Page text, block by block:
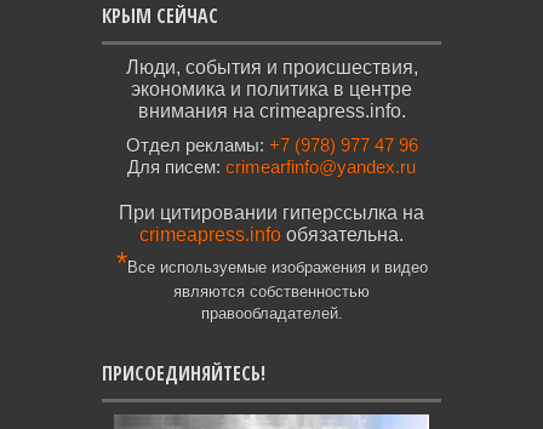
КРЫМ СЕЙЧАС
Люди, события и происшествия,
экономика и политика в центре
внимания на crimeapress.info.
Отдел рекламы: +7 (978) 977 47 96
Для писем: crimearfinfo@yandex.ru
При цитировании гиперссылка на
crimeapress.info обязательна.
*Все используемые изображения и видео
являются собственностью
правообладателей.
ПРИСОЕДИНЯЙТЕСЬ!